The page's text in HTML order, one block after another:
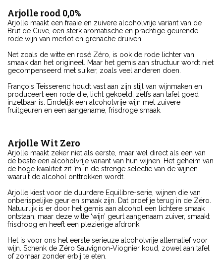
Arjolle rood 0,0%
Arjolle maakt een fraaie en zuivere alcoholvrije variant van de
Brut de Cuve, een sterk aromatische en prachtige geurende
rode wijn van merlot en grenache druiven.
Net zoals de witte en rosé Zéro, is ook de rode lichter van
smaak dan het origineel. Maar het gemis aan structuur wordt niet
gecompenseerd met suiker, zoals veel anderen doen.
François Teisserenc houdt vast aan zijn stijl van wijnmaken en
produceert een rode die, licht gekoeld, zelfs aan tafel goed
inzetbaar is. Eindelijk een alcoholvrije wijn met zuivere
fruitgeuren en een aangename, frisdroge smaak.
Arjolle Wit Zero
Arjolle maakt zeker niet als eerste, maar wel direct als een van
de beste een alcoholvrije variant van hun wijnen. Het geheim van
de hoge kwaliteit zit 'm in de strenge selectie van de wijnen
waaruit de alcohol onttrokken wordt.
Arjolle kiest voor de duurdere Equilibre-serie, wijnen die van
onberispelijke geur en smaak zijn. Dat proef je terug in de Zéro.
Natuurlijk is er door het gemis aan alcohol een lichtere smaak
ontstaan, maar deze witte ‘wijn’ geurt aangenaam zuiver, smaakt
frisdroog en heeft een plezierige afdronk.
Het is voor ons het eerste serieuze alcoholvrije alternatief voor
wijn. Schenk de Zéro Sauvignon-Viognier koud, zowel aan tafel
of zomaar zonder erbij te eten.